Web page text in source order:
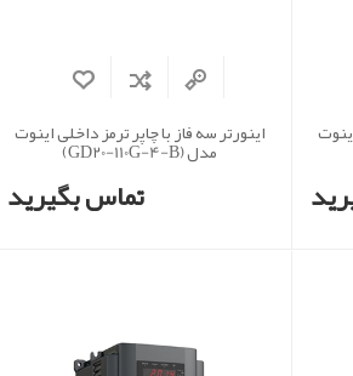
اینورتر سه فاز با چاپر ترمز داخلی اینوت
مدل (GD20-110G-4-B)
تماس بگیرید